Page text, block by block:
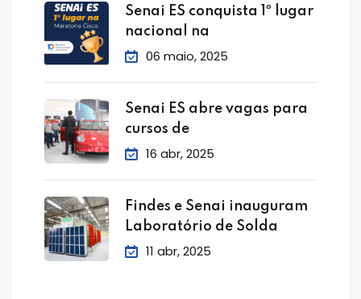
Senai ES conquista 1º lugar
nacional na
06 maio, 2025
Senai ES abre vagas para
cursos de
16 abr, 2025
Findes e Senai inauguram
Laboratório de Solda
11 abr, 2025